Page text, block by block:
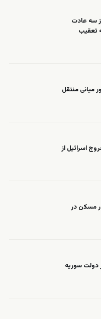
دوری از سه عادت
عقل را ۱۳ سال به تعقیب
میانی منتقل
اسرائیل از
مسکن در
دولت سوریه